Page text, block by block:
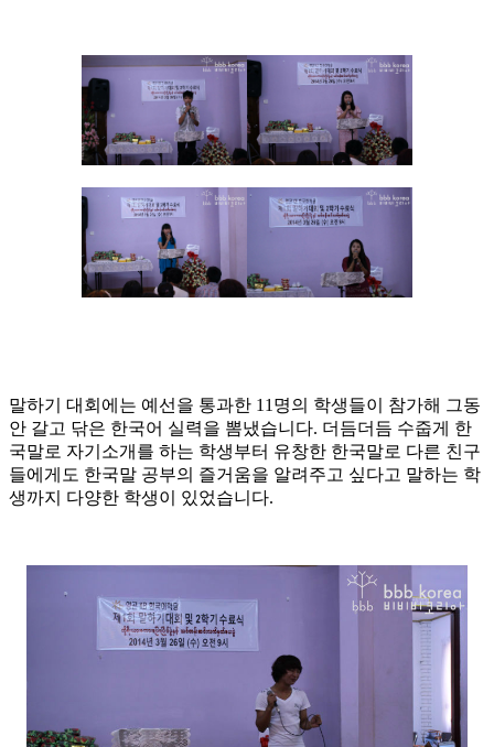
말하기 대회에는 예선을 통과한 11명의 학생들이 참가해 그동
안 갈고 닦은 한국어 실력을 뽐냈습니다. 더듬더듬 수줍게 한
국말로 자기소개를 하는 학생부터 유창한 한국말로 다른 친구
들에게도 한국말 공부의 즐거움을 알려주고 싶다고 말하는 학
생까지 다양한 학생이 있었습니다.